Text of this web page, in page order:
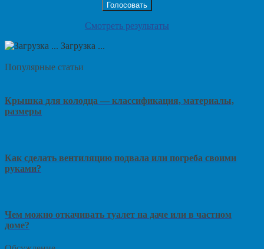
Смотреть результаты
Загрузка ...
Популярные статьи
Крышка для колодца — классификация, материалы,
размеры
Как сделать вентиляцию подвала или погреба своими
руками?
Чем можно откачивать туалет на даче или в частном
доме?